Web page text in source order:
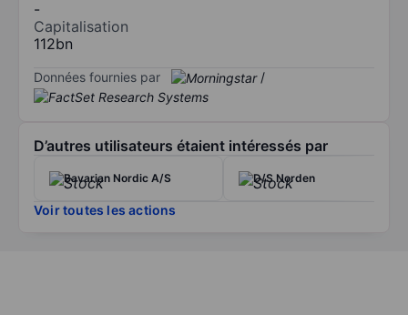
-
Capitalisation
112bn
Données fournies par /
D’autres utilisateurs étaient intéressés par
Bavarian Nordic A/S D/S Norden
Voir toutes les actions